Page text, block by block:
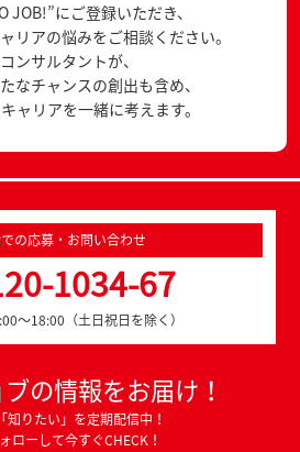
JOB!”にご登録いただき、
リアの悩みをご相談ください。
ンサルタントが、
なチャンスの創出も含め、
ャリアを一緒に考えます。
の応募・お問い合わせ
1034-67
～18:00（土日祝日を除く）
の情報をお届け！
知りたい」を定期配信中！
ローして今すぐCHECK！